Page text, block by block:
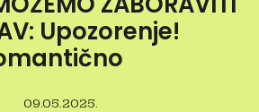
Upozorenje!
09.05.2025.